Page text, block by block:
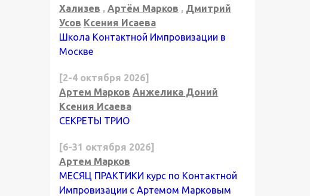
Хализев , Артём Марков , Дмитрий
Усов Ксения Исаева
Школа Контактной Импровизации в
Москве
[2-4 октября 2026]
Артем Марков Анжелика Доний
Ксения Исаева
СЕКРЕТЫ ТРИО
[6-31 октября 2026]
Артем Марков
МЕСЯЦ ПРАКТИКИ курс по Контактной
Импровизации с Артемом Марковым